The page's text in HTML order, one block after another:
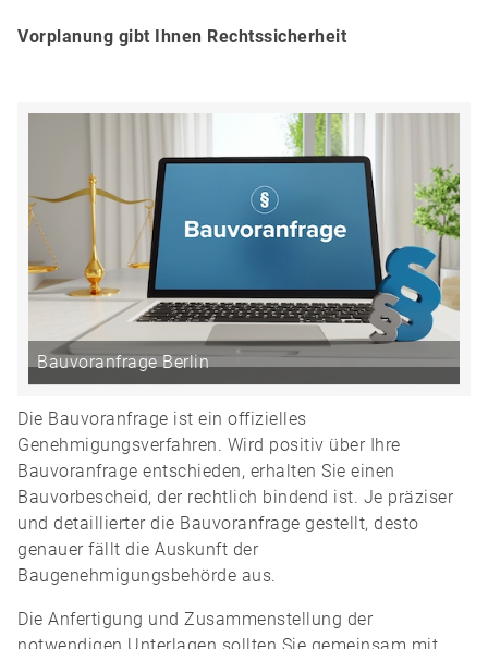
Vorplanung gibt Ihnen Rechtssicherheit
Bauvoranfrage Berlin
Die Bauvoranfrage ist ein offizielles
Genehmigungsverfahren. Wird positiv über Ihre
Bauvoranfrage entschieden, erhalten Sie einen
Bauvorbescheid, der rechtlich bindend ist. Je präziser
und detaillierter die Bauvoranfrage gestellt, desto
genauer fällt die Auskunft der
Baugenehmigungsbehörde aus.
Die Anfertigung und Zusammenstellung der